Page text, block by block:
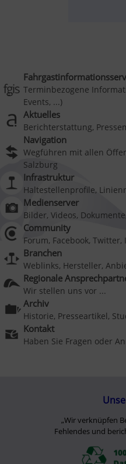
Terminbezogene
Events, ...)
Aktuelles
Berichterstattung,
Navigation
Wegführen mit allen
Salzburg
Infrastruktur
Haltestellenprofile,
Medienserver
Bilder, Videos,
Community
Forum, Facebook, Twitter,
Branchen
Weblinks, Hersteller,
Regionale
Wir stellen uns vor ...
Archiv
Historie, Presseartikel,
Kontakt
Haben Sie Fragen oder
„Wir verknüpfen
Fehlendes und